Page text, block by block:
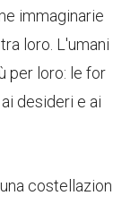
immaginarie
loro. L'umani
per loro: le for
desideri e ai
costellazion